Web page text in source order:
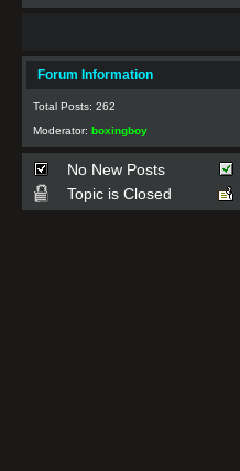
Forum Information
Total Posts: 262
Moderator: boxingboy
No New Posts
Topic is Closed